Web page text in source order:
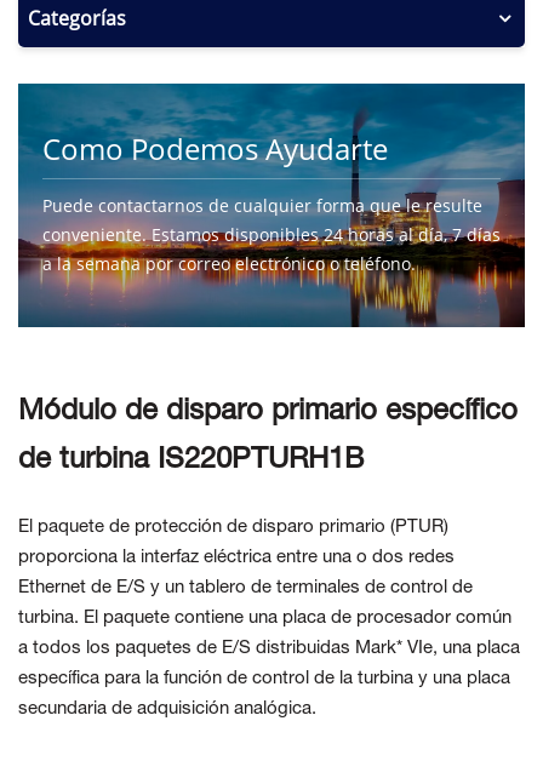
Categorías
Como Podemos Ayudarte
Puede contactarnos de cualquier forma que le resulte
conveniente. Estamos disponibles 24 horas al día, 7 días
a la semana por correo electrónico o teléfono.
CONTÁCTENOS
Módulo de disparo primario específico
de turbina IS220PTURH1B
El paquete de protección de disparo primario (PTUR)
proporciona la interfaz eléctrica entre una o dos redes
Ethernet de E/S y un tablero de terminales de control de
turbina. El paquete contiene una placa de procesador común
a todos los paquetes de E/S distribuidas Mark* VIe, una placa
específica para la función de control de la turbina y una placa
secundaria de adquisición analógica.